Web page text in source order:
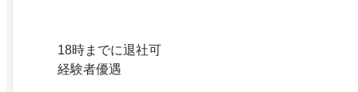
18時までに退社可
経験者優遇